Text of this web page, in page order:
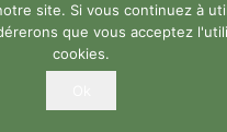
site. Si vous continuez à
que vous acceptez
cookies.